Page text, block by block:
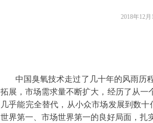
中国臭氧技术走过了几十年的风雨历
拓展，市场需求量不断扩大，经历了从
几乎能完全替代，从小众市场发展到数
世界第一、市场世界第一的良好局面，扎
2018年12月